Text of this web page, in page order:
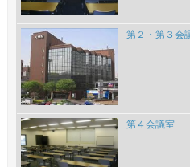
第２・第３会
第４会議室